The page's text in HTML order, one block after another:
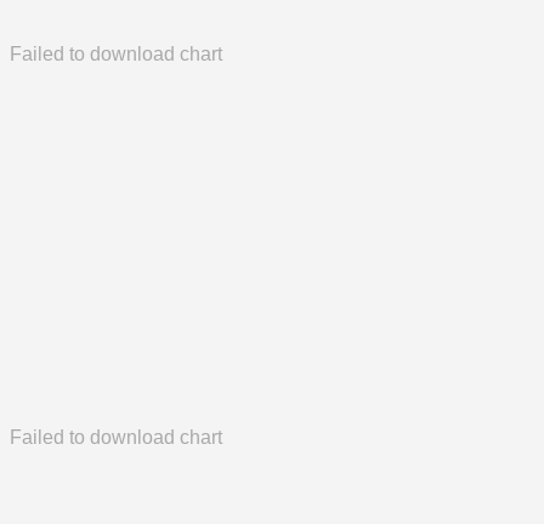
Failed to download chart
Failed to download chart